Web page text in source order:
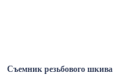
Съемник резьбового